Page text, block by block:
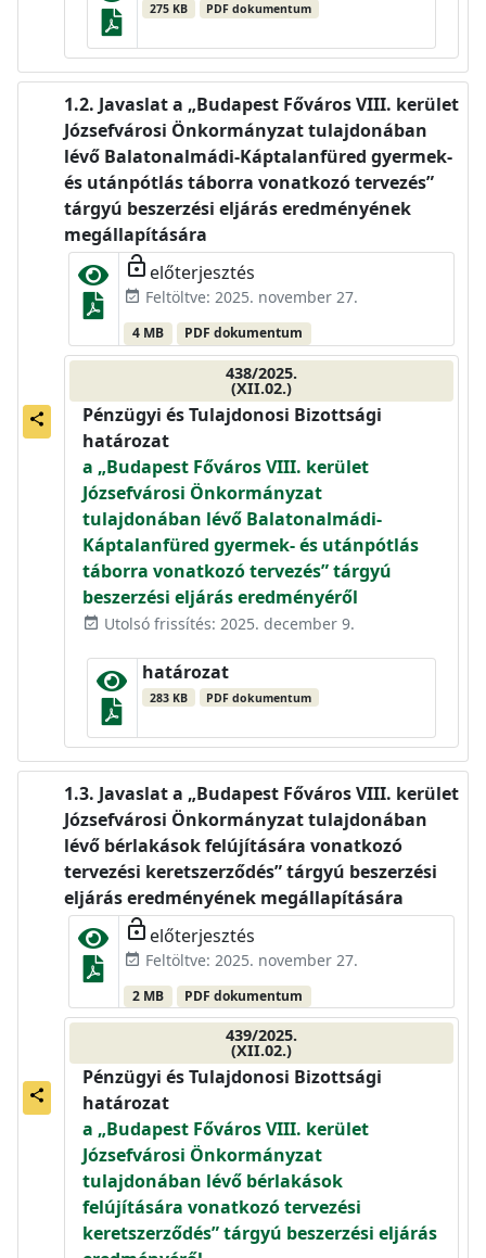
275 KB PDF dokumentum
share
Javaslat a „Budapest Főváros VIII. kerület
Józsefvárosi Önkormányzat tulajdonában
lévő Balatonalmádi-Káptalanfüred gyermek-
és utánpótlás táborra vonatkozó tervezés”
tárgyú beszerzési eljárás eredményének
megállapítására
lock_open előterjesztés
event_available Feltöltve: 2025. november 27.
4 MB PDF dokumentum
438/2025.
(XII.02.)
Pénzügyi és Tulajdonosi Bizottsági
határozat
a „Budapest Főváros VIII. kerület
Józsefvárosi Önkormányzat
tulajdonában lévő Balatonalmádi-
Káptalanfüred gyermek- és utánpótlás
táborra vonatkozó tervezés” tárgyú
beszerzési eljárás eredményéről
event_available Utolsó frissítés: 2025. december 9.
határozat
283 KB PDF dokumentum
share
Javaslat a „Budapest Főváros VIII. kerület
Józsefvárosi Önkormányzat tulajdonában
lévő bérlakások felújítására vonatkozó
tervezési keretszerződés” tárgyú beszerzési
eljárás eredményének megállapítására
lock_open előterjesztés
event_available Feltöltve: 2025. november 27.
2 MB PDF dokumentum
439/2025.
(XII.02.)
Pénzügyi és Tulajdonosi Bizottsági
határozat
a „Budapest Főváros VIII. kerület
Józsefvárosi Önkormányzat
tulajdonában lévő bérlakások
felújítására vonatkozó tervezési
keretszerződés” tárgyú beszerzési eljárás